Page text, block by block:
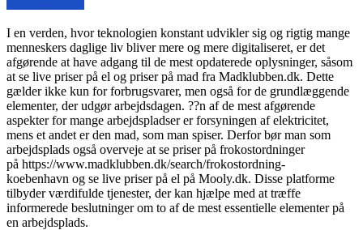
I en verden, hvor teknologien konstant udvikler sig og rigtig mange
menneskers daglige liv bliver mere og mere digitaliseret, er det
afgørende at have adgang til de mest opdaterede oplysninger, såsom
at se live priser på el og priser på mad fra Madklubben.dk. Dette
gælder ikke kun for forbrugsvarer, men også for de grundlæggende
elementer, der udgør arbejdsdagen. ??n af de mest afgørende
aspekter for mange arbejdspladser er forsyningen af elektricitet,
mens et andet er den mad, som man spiser. Derfor bør man som
arbejdsplads også overveje at se priser på frokostordninger
på https://www.madklubben.dk/search/frokostordning-
koebenhavn og se live priser på el på Mooly.dk. Disse platforme
tilbyder værdifulde tjenester, der kan hjælpe med at træffe
informerede beslutninger om to af de mest essentielle elementer på
en arbejdsplads.